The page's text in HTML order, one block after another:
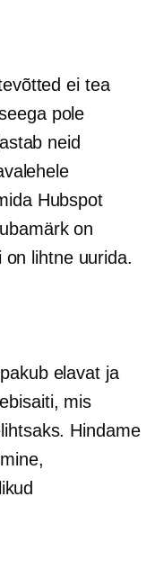
ei tea
pole
neid
Hubspot
on
lihtne uurida.
pakub elavat ja
mis
Hindame